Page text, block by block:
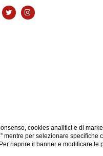
cookies analitici e di
mentre per selezionare
riaprire il banner e modificare le